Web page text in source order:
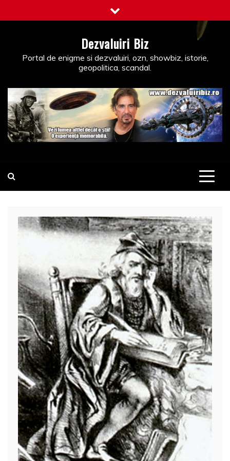
to
Dezvaluiri Biz
Portal de enigme si dezvaluiri, ozn, showbiz, istorie,
geopolitica, scandal.